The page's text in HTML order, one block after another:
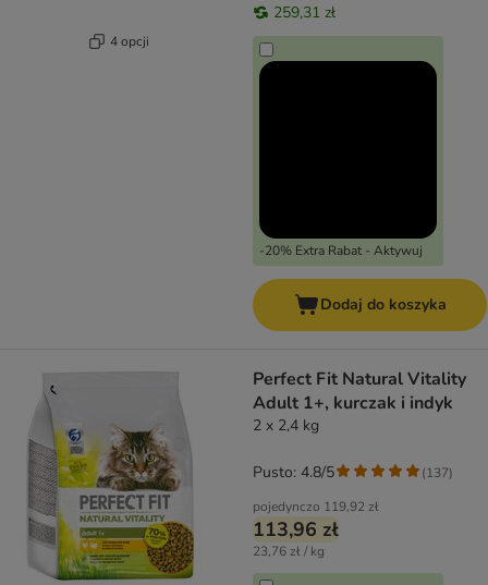
4 opcji
259,31 zł
-20% Extra Rabat - Aktywuj
Dodaj do koszyka
Perfect Fit Natural Vitality
Adult 1+, kurczak i indyk
2 x 2,4 kg
pojedynczo 119,92 zł
113,96 zł
23,76 zł / kg
Pusto: 4.8/5 (137)